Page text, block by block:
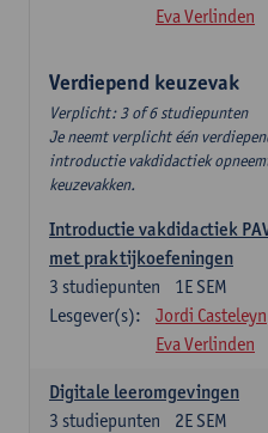
Eva Verlinden
Verdiepend keuzevak
Verplicht: 3 of 6 studiepunten
Je neemt verplicht één
introductie vakdidactiek
keuzevakken.
Introductie vakdidactiek
met praktijkoefeningen
1E SEM
3 studiepunten
Lesgever(s):
Jordi Casteleyn
Eva Verlinden
Digitale leeromgevingen
2E SEM
3 studiepunten